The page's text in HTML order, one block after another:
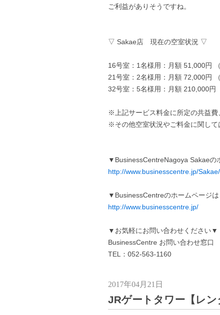
ご利益がありそうですね。
▽ Sakae店 現在の空室状況 ▽
16号室：1名様用：月額 51,000円
21号室：2名様用：月額 72,000円
32号室：5名様用：月額 210,000円
※上記サービス料金に所定の共益
※その他空室状況やご料金に関し
▼BusinessCentreNagoya Sakae
http://www.businesscentre.jp/Sakae/
▼BusinessCentreのホームページ
http://www.businesscentre.jp/
▼お気軽にお問い合わせください▼
BusinessCentre お問い合わせ窓口
TEL：052-563-1160
2017年04月21日
JRゲートタワー【レ